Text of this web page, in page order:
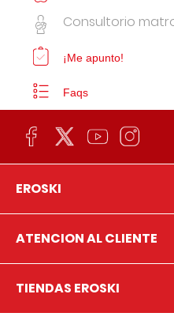
Consultorio
¡Me apunto!
Faqs
EROSKI
ATENCION AL CLIENTE
TIENDAS EROSKI